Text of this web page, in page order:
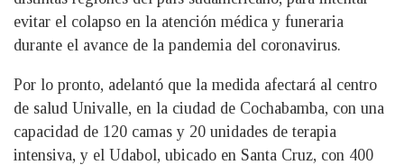
evitar el colapso en la atención médica y funeraria
durante el avance de la pandemia del coronavirus.
Por lo pronto, adelantó que la medida afectará al centro
de salud Univalle, en la ciudad de Cochabamba, con una
capacidad de 120 camas y 20 unidades de terapia
intensiva, y el Udabol, ubicado en Santa Cruz, con 400